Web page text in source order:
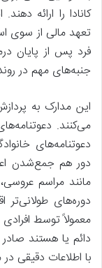
کانادا را ارائه
تعهد مالی از سوی
فرد پس از پایان
جنبه‌های مهم در
این مدارک به
می‌کنند.
دعوتنامه‌های
دور هم جمع‌شدن
مانند مراسم
دوره‌های طولانی‌تر
معمولاً توسط افرادی
دائم یا هستند
با اطلاعات دقیقی